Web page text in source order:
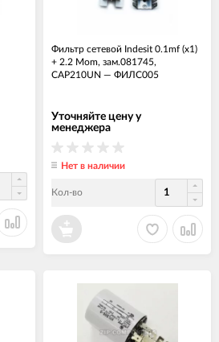
Фильтр сетевой Indesit 0.1mf (x1)
+ 2.2 Mom, зам.081745,
CAP210UN — ФИЛС005
Уточняйте цену у
менеджера
Нет в наличии
Кол-во